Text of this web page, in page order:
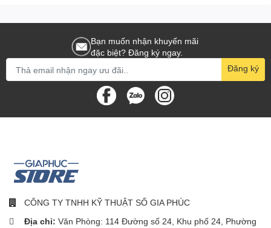
Bạn muốn nhận khuyến mãi
đặc biệt? Đăng ký ngay.
Đăng ký
CÔNG TY TNHH KỸ THUẬT SỐ GIA PHÚC
Địa chỉ: Văn Phòng: 114 Đường số 24, Khu phố 24, Phường